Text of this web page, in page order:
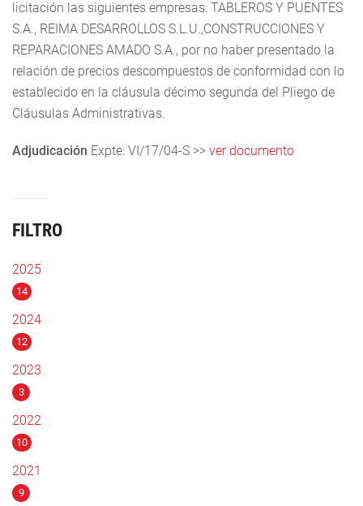
licitación las siguientes empresas: TABLEROS Y PUENTES
S.A., REIMA DESARROLLOS S.L.U.,CONSTRUCCIONES Y
REPARACIONES AMADO S.A., por no haber presentado la
relación de precios descompuestos de conformidad con lo
establecido en la cláusula décimo segunda del Pliego de
Cláusulas Administrativas.
Adjudicación Expte: VI/17/04-S >> ver documento
FILTRO
2025
14
2024
12
2023
3
2022
10
2021
9